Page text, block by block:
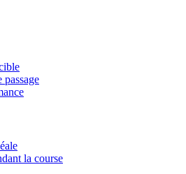
passage
la course